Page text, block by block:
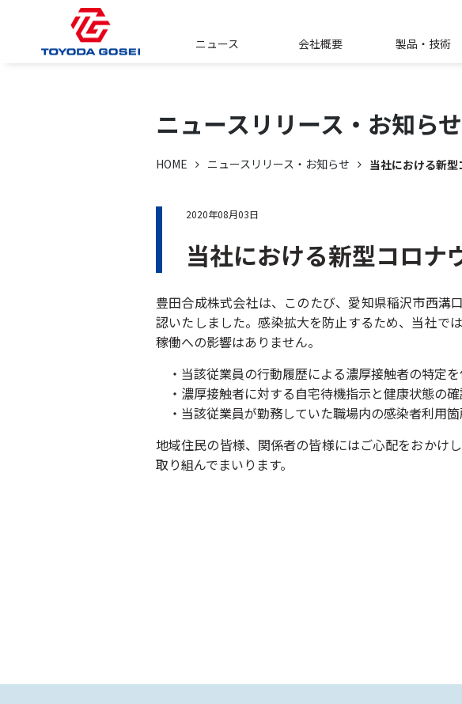
ニュース 会社概要 製品・技術
ニュースリリース・ お知らせ
HOME ニュースリリース・お知らせ 当社における新
2020年08月03日
当社における新型コロナ
豊田合成株式会社は、このたび、愛知県稲沢市西溝
認いたしました。感染拡大を防止するため、当社で
稼働への影響はありません。
・当該従業員の行動履歴による濃厚接触者の特定
・濃厚接触者に対する自宅待機指示と健康状態の
・当該従業員が勤務していた職場内の感染者利用
地域住民の皆様、関係者の皆様にはご心配をおかけ
取り組んでまいります。